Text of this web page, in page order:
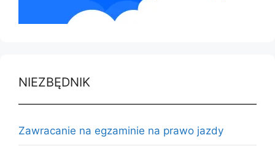
NIEZBĘDNIK
Zawracanie na egzaminie na prawo jazdy